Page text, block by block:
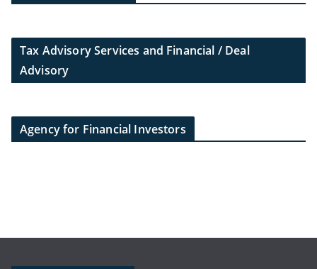
Tax Advisory Services and Financial / Deal
Advisory
Agency for Financial Investors